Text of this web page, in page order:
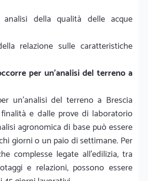
della qualità delle acque
relazione sulle caratteristiche
per un'analisi del terreno a
un'analisi del terreno a Brescia
e dalle prove di laboratorio
agronomica di base può essere
giorni o un paio di settimane. Per
complesse legate all'edilizia, tra
e relazioni, possono essere